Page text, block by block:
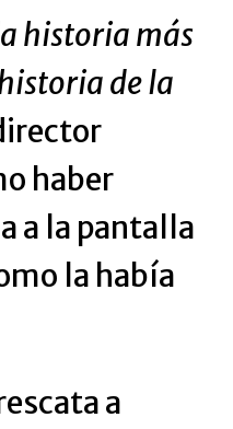
historia más
de la
haber
a la pantalla
la había
a